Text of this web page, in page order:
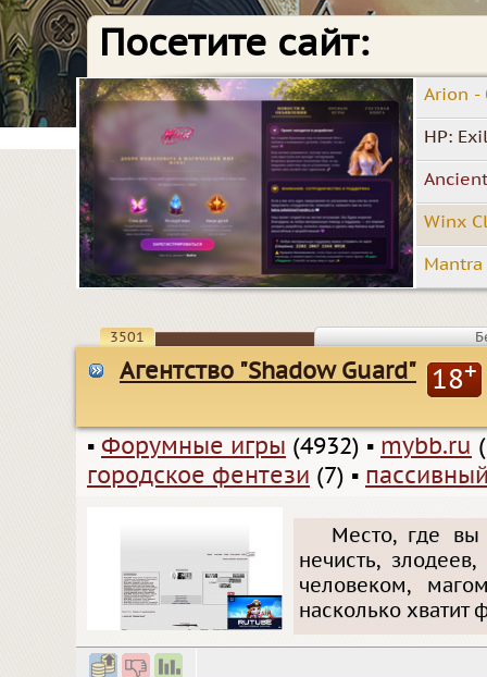
Посетите сайт:
Arion -
HP:
Winx
Mantra
3501
Агентство "Shadow Guard" 18+
▪ Форумные игры (4932) ▪ mybb.ru
городское фентези (7) ▪
Место, где вы
нечисть,
человеком,
насколько хватит